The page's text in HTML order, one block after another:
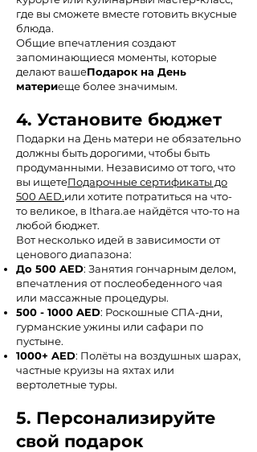
где вы сможете вместе готовить вкусные
блюда.
Общие впечатления создают
запоминающиеся моменты, которые
делают вашеПодарок на День
материеще более значимым.
4. Установите бюджет
Подарки на День матери не обязательно
должны быть дорогими, чтобы быть
продуманными. Независимо от того, что
вы ищетеПодарочные сертификаты до
500 AED.или хотите потратиться на что-
то великое, в Ithara.ae найдётся что-то на
любой бюджет.
Вот несколько идей в зависимости от
ценового диапазона:
До 500 AED: Занятия гончарным делом,
впечатления от послеобеденного чая
или массажные процедуры.
500 - 1000 AED: Роскошные СПА-дни,
гурманские ужины или сафари по
пустыне.
1000+ AED: Полёты на воздушных шарах,
частные круизы на яхтах или
вертолетные туры.
5. Персонализируйте
свой подарок